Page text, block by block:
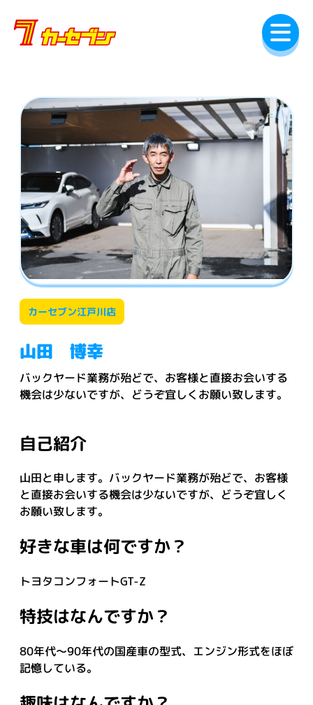
容
カーセブン江戸川店
山田 博幸
バックヤード業務が殆どで、お客様と直接お会いする
機会は少ないですが、どうぞ宜しくお願い致します。
自己紹介
山田と申します。バックヤード業務が殆どで、お客様
と直接お会いする機会は少ないですが、どうぞ宜しく
お願い致します。
好きな車は何ですか？
トヨタコンフォートGT-Z
特技はなんですか？
80年代〜90年代の国産車の型式、エンジン形式をほぼ
記憶している。